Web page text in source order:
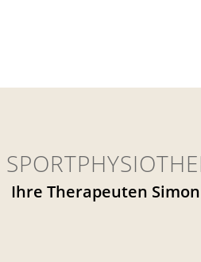
Ihre Therapeuten